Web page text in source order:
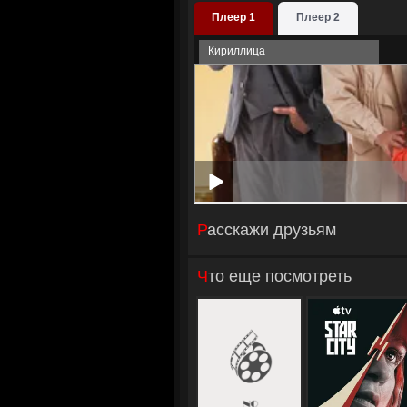
Плеер 1 Плеер 2
Кириллица
Расскажи друзьям
Что еще посмотреть